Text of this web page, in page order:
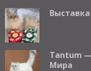
Tantum
Мира